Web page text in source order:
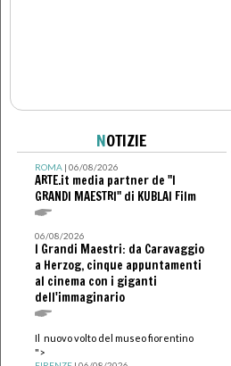
NOTIZIE
ROMA| 06/08/2026
ARTE.it media partner de "I
GRANDI MAESTRI" di KUBLAI Film
06/08/2026
I Grandi Maestri: da Caravaggio
a Herzog, cinque appuntamenti
al cinema con i giganti
dell'immaginario
Il nuovo volto del museo fiorentino
">